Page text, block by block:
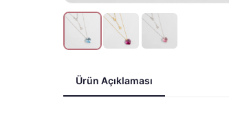
Ürün Açıklaması